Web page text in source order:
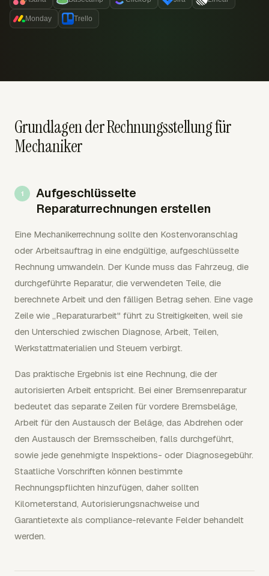
Monday Trello
Grundlagen der Rechnungsstellung für
Mechaniker
Aufgeschlüsselte
Reparaturrechnungen erstellen
Eine Mechanikerrechnung sollte den Kostenvoranschlag
oder Arbeitsauftrag in eine endgültige, aufgeschlüsselte
Rechnung umwandeln. Der Kunde muss das Fahrzeug, die
durchgeführte Reparatur, die verwendeten Teile, die
berechnete Arbeit und den fälligen Betrag sehen. Eine vage
Zeile wie „Reparaturarbeit" führt zu Streitigkeiten, weil sie
den Unterschied zwischen Diagnose, Arbeit, Teilen,
Werkstattmaterialien und Steuern verbirgt.
Das praktische Ergebnis ist eine Rechnung, die der
autorisierten Arbeit entspricht. Bei einer Bremsenreparatur
bedeutet das separate Zeilen für vordere Bremsbeläge,
Arbeit für den Austausch der Beläge, das Abdrehen oder
den Austausch der Bremsscheiben, falls durchgeführt,
sowie jede genehmigte Inspektions- oder Diagnosegebühr.
Staatliche Vorschriften können bestimmte
Rechnungspflichten hinzufügen, daher sollten
Kilometerstand, Autorisierungsnachweise und
Garantietexte als compliance-relevante Felder behandelt
werden.